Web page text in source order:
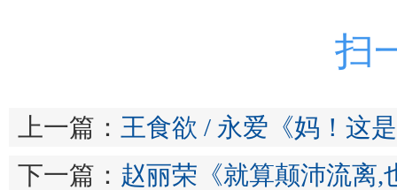
扫
上一篇： 王食欲 / 永爱《妈！这
下一篇： 赵丽荣《就算颠沛流离,